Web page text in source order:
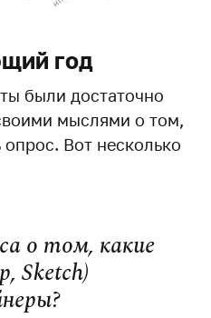
год
были достаточно
мыслями о том,
Вот несколько
о том, какие
Sketch)